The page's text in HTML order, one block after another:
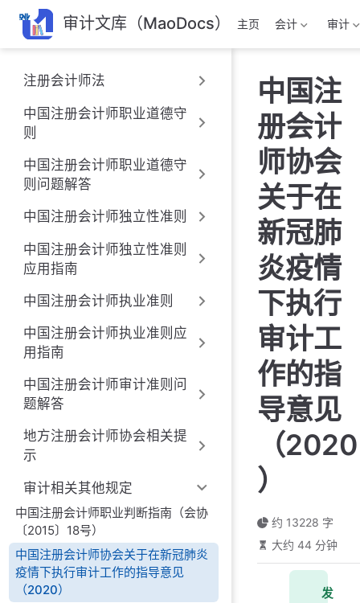
跳
至
主
要
內
容
审计文库（MaoDocs） 主页 会计 审计
注册会计师法
中国注册会计师职业道德守
则
中国注册会计师职业道德守
则问题解答
中国注册会计师独立性准则
中国注册会计师独立性准则
应用指南
中国注册会计师执业准则
中国注册会计师执业准则应
用指南
中国注册会计师审计准则问
题解答
地方注册会计师协会相关提
示
审计相关其他规定
中国注册会计师职业判断指南（会协
〔2015〕18号）
中国注册会计师协会关于在新冠肺炎
疫情下执行审计工作的指导意见
（2020）
中国注
册会计
师协会
关于在
新冠肺
炎疫情
下执行
审计工
作的指
导意见
（2020
）
约 13228 字
大约 44 分钟
发